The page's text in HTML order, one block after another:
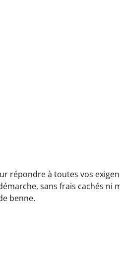
répondre à toutes vos
sans frais cachés ni
benne.